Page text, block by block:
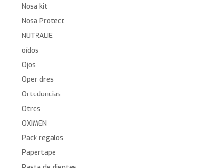
Nosa kit
Nosa Protect
NUTRALIE
oídos
Ojos
Oper dres
Ortodoncias
Otros
OXIMEN
Pack regalos
Papertape